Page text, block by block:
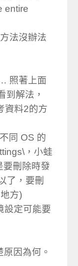
entire
法沒辦法
照著上面
解法，
資料2的方
同 OS 的
，小蛙
要刪除時發
了，要刪
方)
設定可能要
因為何。